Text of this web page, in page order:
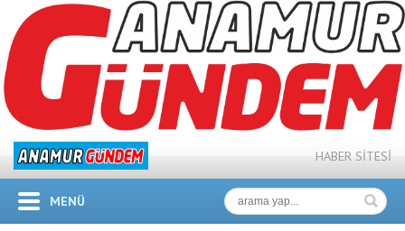
HABER SİTESİ
MENÜ